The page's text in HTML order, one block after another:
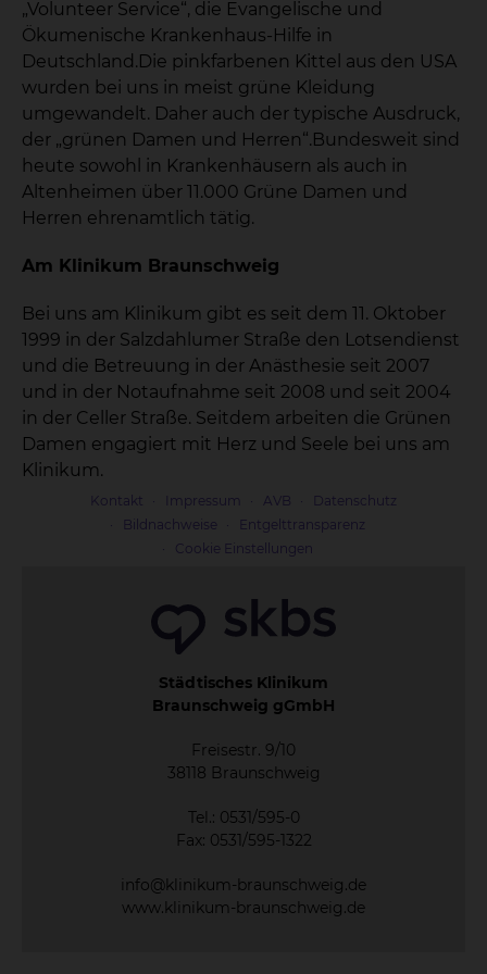
„Volunteer Service“, die Evangelische und
Ökumenische Krankenhaus-Hilfe in
Deutschland.Die pinkfarbenen Kittel aus den USA
wurden bei uns in meist grüne Kleidung
umgewandelt. Daher auch der typische Ausdruck,
der „grünen Damen und Herren“.Bundesweit sind
heute sowohl in Krankenhäusern als auch in
Altenheimen über 11.000 Grüne Damen und
Herren ehrenamtlich tätig.
Am Klinikum Braunschweig
Bei uns am Klinikum gibt es seit dem 11. Oktober
1999 in der Salzdahlumer Straße den Lotsendienst
und die Betreuung in der Anästhesie seit 2007
und in der Notaufnahme seit 2008 und seit 2004
in der Celler Straße. Seitdem arbeiten die Grünen
Damen engagiert mit Herz und Seele bei uns am
Klinikum.
Kontakt Impressum AVB
Datenschutz
Bildnachweise
Entgelttransparenz
Cookie Einstellungen
Städtisches Klinikum
Braunschweig gGmbH
Freisestr. 9/10
38118 Braunschweig
Tel.: 0531/595-0
Fax: 0531/595-1322
info@klinikum-braunschweig.de
www.klinikum-braunschweig.de